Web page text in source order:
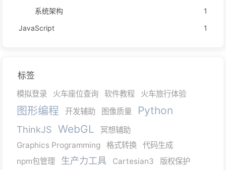
系统架构
1
JavaScript
1
标签
模拟登录 火车座位查询 软件教程 火车旅行体验
图形编程 开发辅助 图像质量 Python
ThinkJS WebGL
冥想辅助
Graphics Programming
格式转换
代码生成
npm包管理
生产力工具 Cartesian3
版权保护